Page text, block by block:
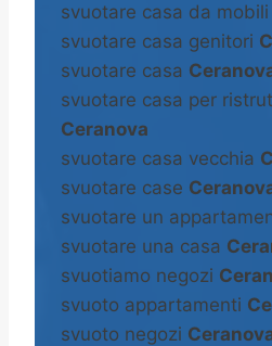
svuotare casa da mobili
svuotare casa genitori
svuotare casa
svuotare casa per
Ceranova
svuotare casa vecchia
svuotare case
svuotare un
svuotare una casa
svuotiamo negozi
svuoto appartamenti
svuoto negozi